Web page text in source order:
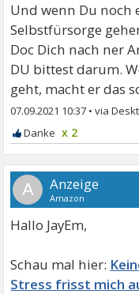
Und wenn Du noch
Selbstfürsorge
Doc Dich nach ner
DU bittest darum.
geht, macht er das
07.09.2021 10:37 •
x 2
A
Hallo JayEm,
Stress frisst mich